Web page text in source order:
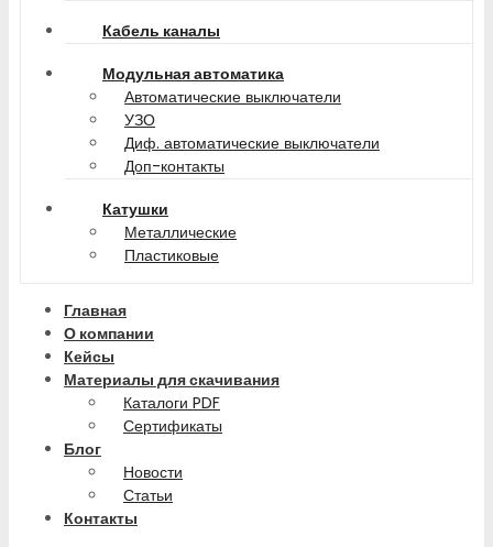
Кабель каналы
Модульная автоматика
Автоматические выключатели
УЗО
Диф. автоматические выключатели
Доп-контакты
Катушки
Металлические
Пластиковые
Главная
О компании
Кейсы
Материалы для скачивания
Каталоги PDF
Сертификаты
Блог
Новости
Статьи
Контакты